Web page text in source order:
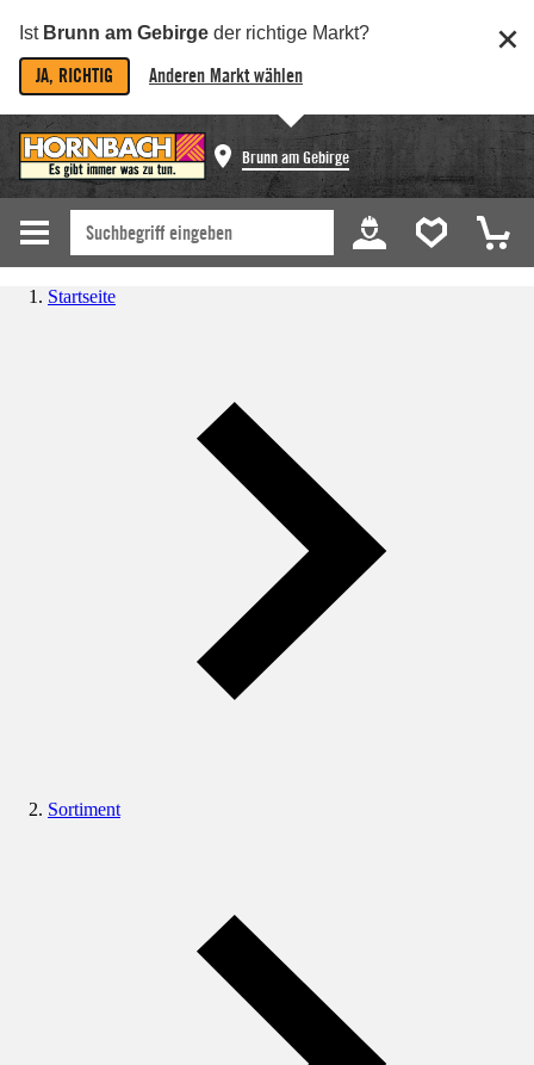
Ist Brunn am Gebirge der richtige Markt?
JA, RICHTIG Anderen Markt wählen
Brunn am Gebirge
Startseite
Sortiment